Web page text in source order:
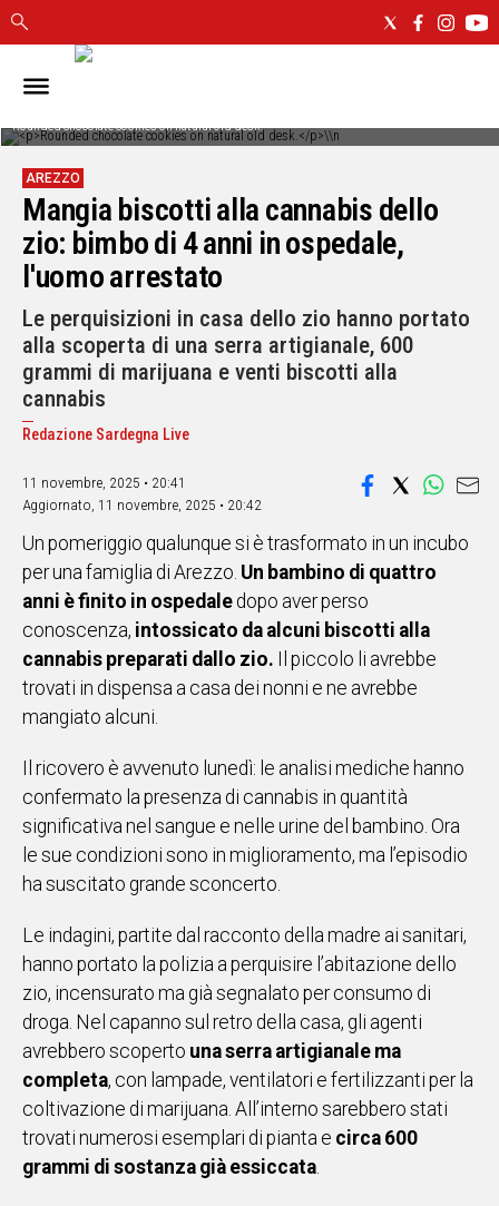
IN
SASSARI
NUORO
ORISTANO
SULCIS
OGLIASTRA
MEDIO
CAMPIDANO
ALTRE
POLITICA
ITALIA
NEL
MONDO
SPORT
EVENTI
STORIE
Vai
AL CANALE
WHATSAPP
Social
AREZZO
Mangia biscotti alla cannabis dello
zio: bimbo di 4 anni in ospedale,
l'uomo arrestato
Rounded chocolate cookies on natural old desk.
Le perquisizioni in casa dello zio hanno portato
alla scoperta di una serra artigianale, 600
grammi di marijuana e venti biscotti alla
cannabis
Redazione Sardegna Live
11 novembre, 2025 • 20:41
Aggiornato, 11 novembre, 2025 • 20:42
Un pomeriggio qualunque si è trasformato in un incubo
per una famiglia di Arezzo. Un bambino di quattro
anni è finito in ospedale dopo aver perso
conoscenza, intossicato da alcuni biscotti alla
cannabis preparati dallo zio. Il piccolo li avrebbe
trovati in dispensa a casa dei nonni e ne avrebbe
mangiato alcuni.
Il ricovero è avvenuto lunedì: le analisi mediche hanno
confermato la presenza di cannabis in quantità
significativa nel sangue e nelle urine del bambino. Ora
le sue condizioni sono in miglioramento, ma l’episodio
ha suscitato grande sconcerto.
Le indagini, partite dal racconto della madre ai sanitari,
hanno portato la polizia a perquisire l’abitazione dello
zio, incensurato ma già segnalato per consumo di
droga. Nel capanno sul retro della casa, gli agenti
avrebbero scoperto una serra artigianale ma
completa, con lampade, ventilatori e fertilizzanti per la
coltivazione di marijuana. All’interno sarebbero stati
trovati numerosi esemplari di pianta e circa 600
grammi di sostanza già essiccata.